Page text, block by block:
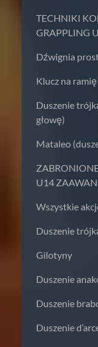
TECHNIKI
GRAPPLING
Dźwignia
Klucz na
Duszenie
głowę)
Mataleo
U14
Wszystkie
Duszenie
Gilotyny
Duszenie
Duszenie
Duszenie